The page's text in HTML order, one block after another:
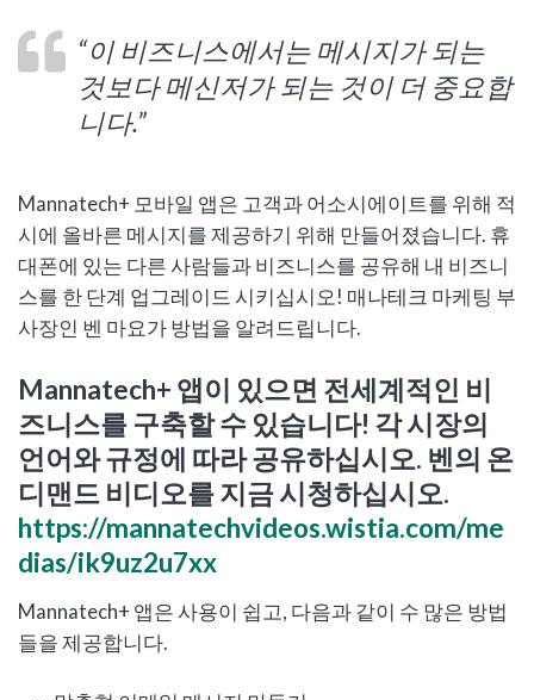
“이 비즈니스에서는 메시지가 되는
것보다 메신저가 되는 것이 더 중요합
니다.”
Mannatech+ 모바일 앱은 고객과 어소시에이트를 위해 적
시에 올바른 메시지를 제공하기 위해 만들어졌습니다. 휴
대폰에 있는 다른 사람들과 비즈니스를 공유해 내 비즈니
스를 한 단계 업그레이드 시키십시오! 매나테크 마케팅 부
사장인 벤 마요가 방법을 알려드립니다.
Mannatech+ 앱이 있으면 전세계적인 비
즈니스를 구축할 수 있습니다! 각 시장의
언어와 규정에 따라 공유하십시오. 벤의 온
디맨드 비디오를 지금 시청하십시오.
https://mannatechvideos.wistia.com/me
dias/ik9uz2u7xx
Mannatech+ 앱은 사용이 쉽고, 다음과 같이 수 많은 방법
들을 제공합니다.